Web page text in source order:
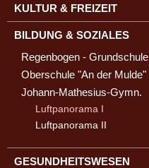
KULTUR & FREIZEIT
BILDUNG & SOZIALES
Regenbogen - Grundschule
Oberschule "An der Mulde"
Johann-Mathesius-Gymn.
Luftpanorama I
Luftpanorama II
GESUNDHEITSWESEN